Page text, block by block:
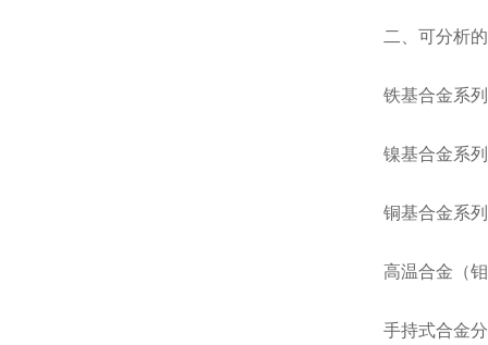
二、可分析
铁基合金系
镍基合金系
铜基合金系
高温合金（
手持式合金